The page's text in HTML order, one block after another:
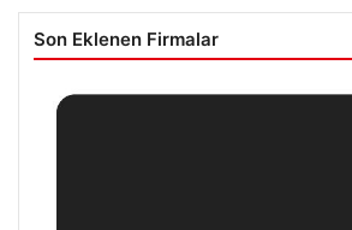
Son Eklenen Firmalar